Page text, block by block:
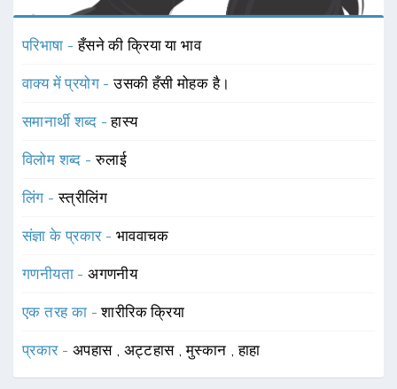
परिभाषा -हँसने की क्रिया या भाव
वाक्य में प्रयोग -उसकी हँसी मोहक है।
समानार्थी शब्द -हास्य
विलोम शब्द -रुलाई
लिंग -स्त्रीलिंग
संज्ञा के प्रकार - भाववाचक
गणनीयता -अगणनीय
एक तरह का -शारीरिक क्रिया
प्रकार - अपहास अट्टहास ,मुस्कान ,हाहा